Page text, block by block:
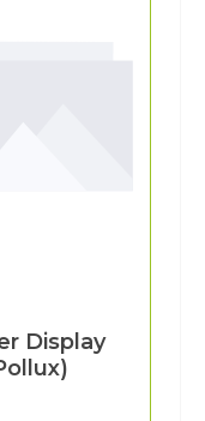
Display